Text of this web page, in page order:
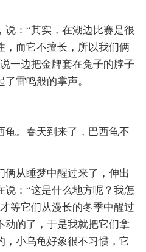
说：“其实，在湖边比赛是很
，而它不擅长，所以我们俩
一边把金牌套在兔子的脖子
雷鸣般的掌声。
龟。春天到来了，巴西龟不
俩从睡梦中醒过来了，伸出
说：“这是什么地方呢？我怎
等它们从漫长的冬季中醒过
动的了，于是我就把它们拿
，小乌龟好象很不习惯，它